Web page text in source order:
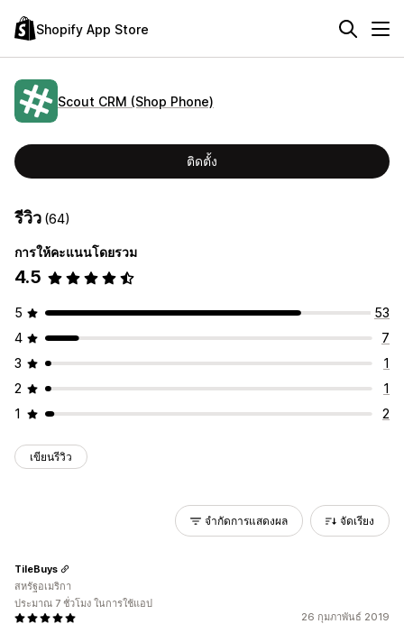
Shopify App Store
Scout CRM (Shop Phone)
ติดตั้ง
รีวิว (64)
การให้คะแนนโดยรวม
4.5
5
53
4
7
3
1
2
1
1
2
เขียนรีวิว
จำกัดการแสดงผล จัดเรียง
26 กุมภาพันธ์ 2019
TileBuys
สหรัฐอเมริกา
ประมาณ 7 ชั่วโมง ในการใช้แอป